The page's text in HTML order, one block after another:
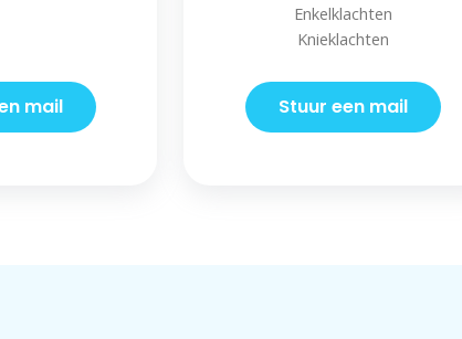
mail
Enkelklachten
Knieklachten
Stuur een mail